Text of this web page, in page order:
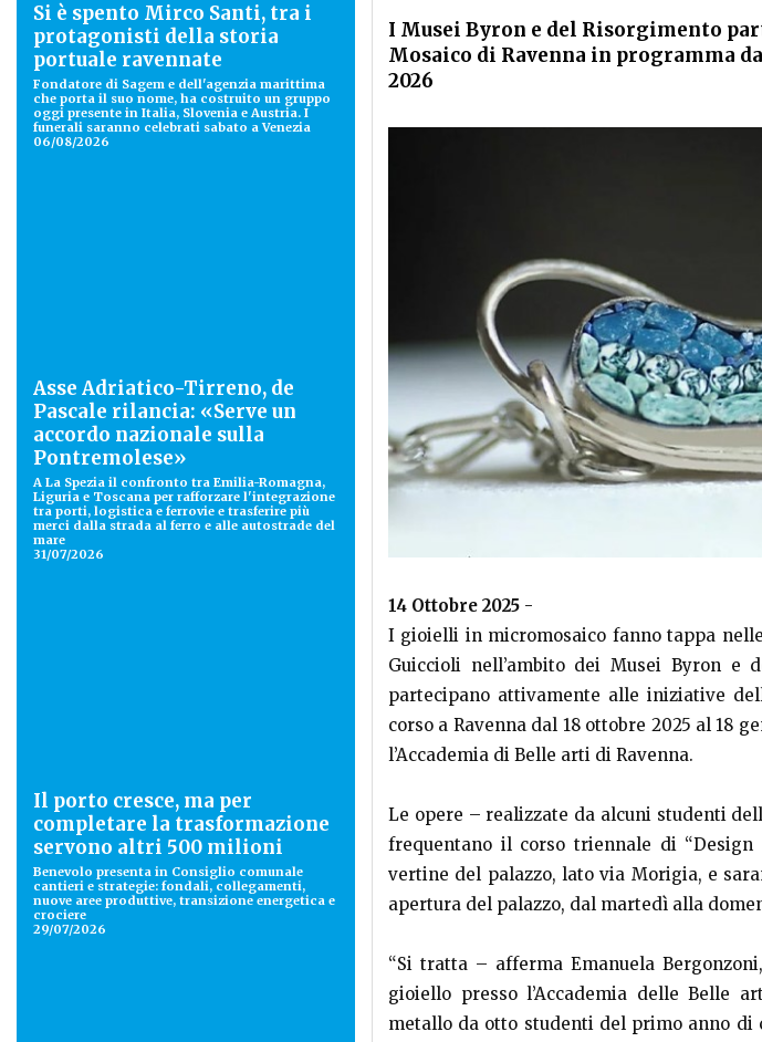
Si è spento Mirco Santi, tra i
protagonisti della storia
portuale ravennate
Fondatore di Sagem e dell'agenzia marittima
che porta il suo nome, ha costruito un gruppo
oggi presente in Italia, Slovenia e Austria. I
funerali saranno celebrati sabato a Venezia
06/08/2026
Asse Adriatico-Tirreno, de
Pascale rilancia: «Serve un
accordo nazionale sulla
Pontremolese»
A La Spezia il confronto tra Emilia-Romagna,
Liguria e Toscana per rafforzare l'integrazione
tra porti, logistica e ferrovie e trasferire più
merci dalla strada al ferro e alle autostrade del
mare
31/07/2026
Il porto cresce, ma per
completare la trasformazione
servono altri 500 milioni
Benevolo presenta in Consiglio comunale
cantieri e strategie: fondali, collegamenti,
nuove aree produttive, transizione energetica e
crociere
29/07/2026
I Musei Byron e del Risorgimento
Mosaico di Ravenna in programma
2026
14 Ottobre 2025 -
I gioielli in micromosaico fanno tappa
Guiccioli nell’ambito dei Musei Byron e
partecipano attivamente alle iniziative
corso a Ravenna dal 18 ottobre 2025 al 18
l’Accademia di Belle arti di Ravenna.
Le opere – realizzate da alcuni studenti
frequentano il corso triennale di
vertine del palazzo, lato via Morigia, e
apertura del palazzo, dal martedì alla
“Si tratta – afferma Emanuela
gioiello presso l’Accademia delle Belle
metallo da otto studenti del primo anno di